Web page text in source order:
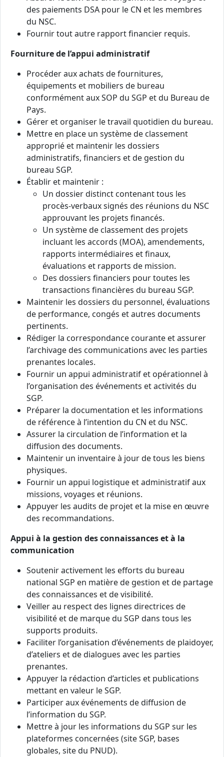
des paiements DSA pour le CN et les membres
du NSC.
Fournir tout autre rapport financier requis.
Fourniture de l’appui administratif
Procéder aux achats de fournitures,
équipements et mobiliers de bureau
conformément aux SOP du SGP et du Bureau de
Pays.
Gérer et organiser le travail quotidien du bureau.
Mettre en place un système de classement
approprié et maintenir les dossiers
administratifs, financiers et de gestion du
bureau SGP.
Établir et maintenir :
Un dossier distinct contenant tous les
procès-verbaux signés des réunions du NSC
approuvant les projets financés.
Un système de classement des projets
incluant les accords (MOA), amendements,
rapports intermédiaires et finaux,
évaluations et rapports de mission.
Des dossiers financiers pour toutes les
transactions financières du bureau SGP.
Maintenir les dossiers du personnel, évaluations
de performance, congés et autres documents
pertinents.
Rédiger la correspondance courante et assurer
l’archivage des communications avec les parties
prenantes locales.
Fournir un appui administratif et opérationnel à
l’organisation des événements et activités du
SGP.
Préparer la documentation et les informations
de référence à l’intention du CN et du NSC.
Assurer la circulation de l’information et la
diffusion des documents.
Maintenir un inventaire à jour de tous les biens
physiques.
Fournir un appui logistique et administratif aux
missions, voyages et réunions.
Appuyer les audits de projet et la mise en œuvre
des recommandations.
Appui à la gestion des connaissances et à la
communication
Soutenir activement les efforts du bureau
national SGP en matière de gestion et de partage
des connaissances et de visibilité.
Veiller au respect des lignes directrices de
visibilité et de marque du SGP dans tous les
supports produits.
Faciliter l’organisation d’événements de plaidoyer,
d’ateliers et de dialogues avec les parties
prenantes.
Appuyer la rédaction d’articles et publications
mettant en valeur le SGP.
Participer aux événements de diffusion de
l’information du SGP.
Mettre à jour les informations du SGP sur les
plateformes concernées (site SGP, bases
globales, site du PNUD).